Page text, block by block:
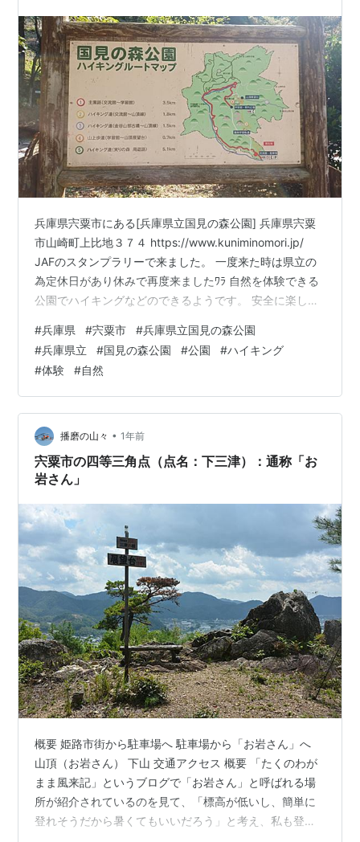
兵庫県宍粟市にある[兵庫県立国見の森公園] 兵庫県宍粟
市山崎町上比地３７４ https://www.kuniminomori.jp/
JAFのスタンプラリーで来ました。 一度来た時は県立の
為定休日があり休みで再度来ましたﾜﾗ 自然を体験できる
公園でハイキングなどのできるようです。 安全に楽しみ
の写真を撮るのを忘れてました… 行った日：2024年8月
15日 ☆ミホテキのSNSと応援支援ファンレター☆ はて
なブログ PC はてなブログ 携帯 インスタグラム スレッド
Ｘ(ブログ投稿宣伝のみ) suzuriグッズ販売 応援支援ファ
ンレター 案件的な…
#兵庫県 #宍粟市 #兵庫県立国見の森公園
#兵庫県立 #国見の森公園 #公園 #ハイキング
#体験 #自然
播磨の山々 • 1年前
宍粟市の四等三角点（点名：下三津）：通称「お
岩さん」
概要 姫路市街から駐車場へ 駐車場から「お岩さん」へ
山頂（お岩さん） 下山 交通アクセス 概要 「たくのわが
まま風来記」というブログで「お岩さん」と呼ばれる場
所が紹介されているのを見て、「標高が低いし、簡単に
登れそうだから暑くてもいいだろう」と考え、私も登っ